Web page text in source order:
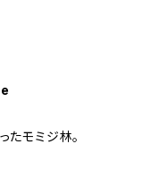
モミジ林。